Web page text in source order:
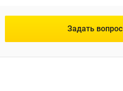
Задать вопрос